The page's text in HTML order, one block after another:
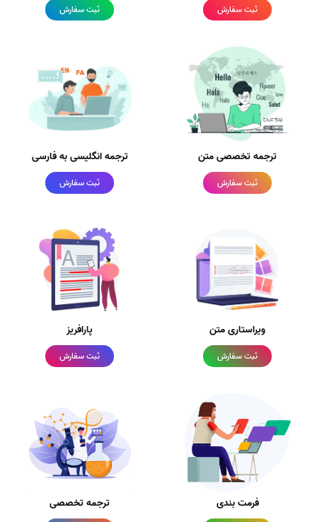
ثبت سفارش ثبت سفارش
ترجمه تخصصی متن
ثبت سفارش
ترجمه انگلیسی به فارسی
ثبت سفارش
ویراستاری متن
ثبت سفارش
پارافریز
ثبت سفارش
فرمت بندی ترجمه تخصصی